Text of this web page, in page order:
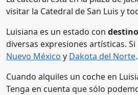
visitar la Catedral de San Luis y
Luisiana es un estado con
diversas expresiones artísticas.
Nuevo México y Dakota del Norte.
Cuando alquiles un coche en
Tenga en cuenta que sólo